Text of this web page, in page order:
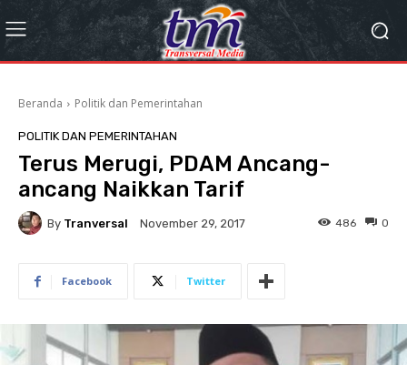
Beranda Politik dan Pemerintahan
POLITIK DAN PEMERINTAHAN
Terus Merugi, PDAM Ancang-
ancang Naikkan Tarif
By Tranversal November 29, 2017 0
486
Facebook Twitter